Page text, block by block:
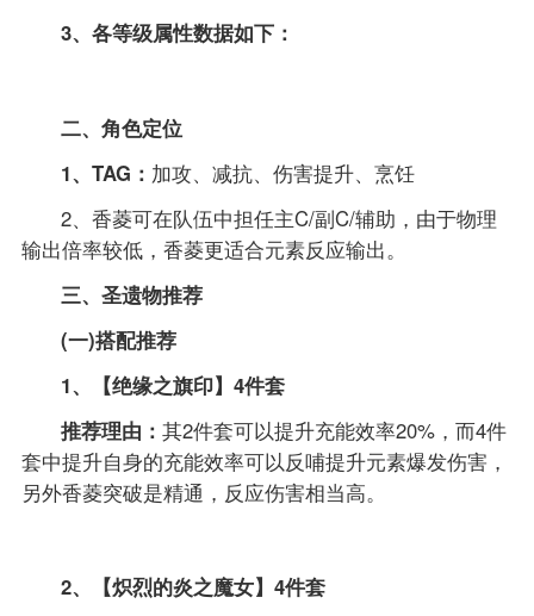
3、各等级属性数据如下：
二、角色定位
1、TAG： 加攻、减抗、伤害提升、烹饪
2、香菱可在队伍中担任主C/副C/辅助，由于物理
输出倍率较低，香菱更适合元素反应输出。
三、圣遗物推荐
(一)搭配推荐
1、【绝缘之旗印】4件套
推荐理由：其2件套可以提升充能效率20%，而4件
套中提升自身的充能效率可以反哺提升元素爆发伤害，
另外香菱突破是精通，反应伤害相当高。
2、【炽烈的炎之魔女】4件套